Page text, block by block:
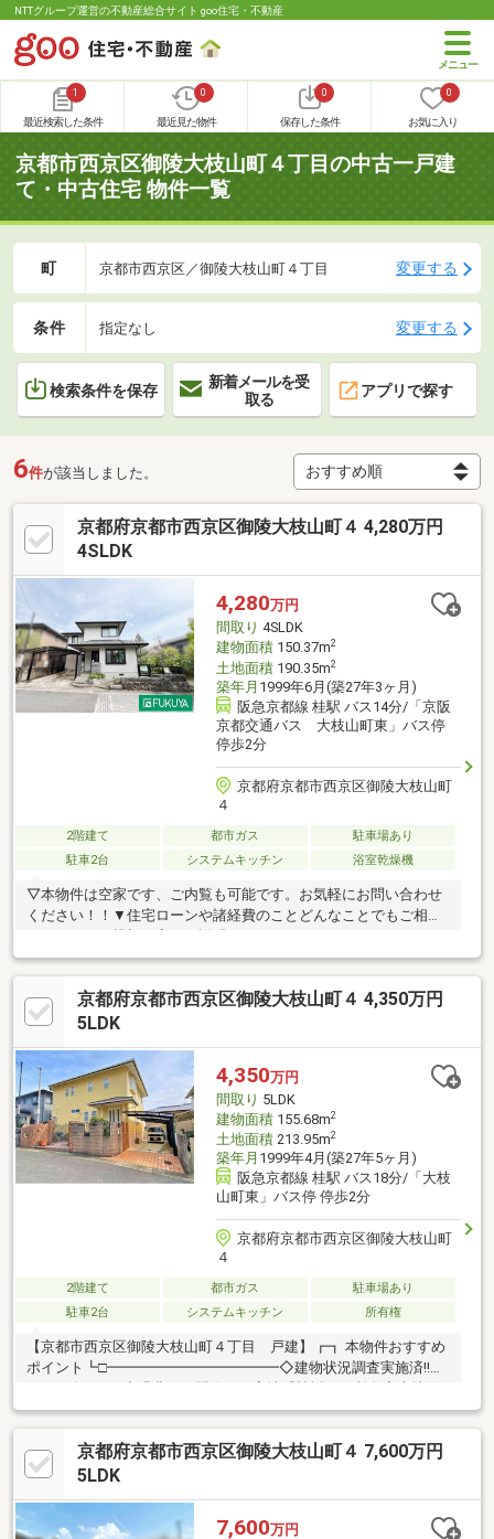
NTTグループ運営の不動産総合サイト goo住宅・不動産
1
最近検索した条件
0
最近見た物件
0
保存した条件
0
お気に入り
京都市西京区御陵大枝山町４丁目の中古一戸建
て・中古住宅 物件一覧
町 京都市西京区／御陵大枝山町４丁目 変更する
条件 指定なし 変更する
検索条件を保存
新着メールを受
取る
アプリで探す
6件が該当しました。
京都府京都市西京区御陵大枝山町４ 4,280万円
4SLDK
4,280万円
間取り 4SLDK
建物面積150.37m2
土地面積190.35m2
築年月 1999年6月(築27年3ヶ月)
阪急京都線 桂駅 バス14分/「京阪
京都交通バス 大枝山町東」バス停
停歩2分
京都府京都市西京区御陵大枝山町
４
2階建て 都市ガス
駐車場あり
駐車2台
システムキッチン 浴室乾燥機
▽本物件は空家です、ご内覧も可能です。お気軽にお問い合わせ
ください！！▼住宅ローンや諸経費のことどんなことでもご相談
京都府京都市西京区御陵大枝山町４ 4,350万円
5LDK
4,350万円
間取り 5LDK
建物面積155.68m2
土地面積213.95m2
築年月 1999年4月(築27年5ヶ月)
阪急京都線 桂駅 バス18分/「大枝
山町東」バス停 停歩2分
京都府京都市西京区御陵大枝山町
４
2階建て 都市ガス
駐車場あり
駐車2台
システムキッチン 所有権
【京都市西京区御陵大枝山町４丁目 戸建】┏┓ 本物件おすすめ
ポイント┗□━━━━━━━━━━━━◇建物状況調査実施済!!
積213.95㎡（約64.71坪）◇駐車スペース2台分有（車種による）※
カーポートもございます。◇5LDK＋Kの間取り◇1階・2階に洗面
室・トイレ有◇洋室約10.2帖にウォークインクローゼット有～本
物件のリフォーム履歴～◎2024年5月・1階和室：畳表替・天井板
交換・LDK・1階廊下・階段：クロス張替・2階洗面台交換
京都府京都市西京区御陵大枝山町４ 7,600万円
5LDK
7,600万円